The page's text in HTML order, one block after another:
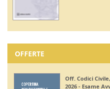
2026 - Esame Avv